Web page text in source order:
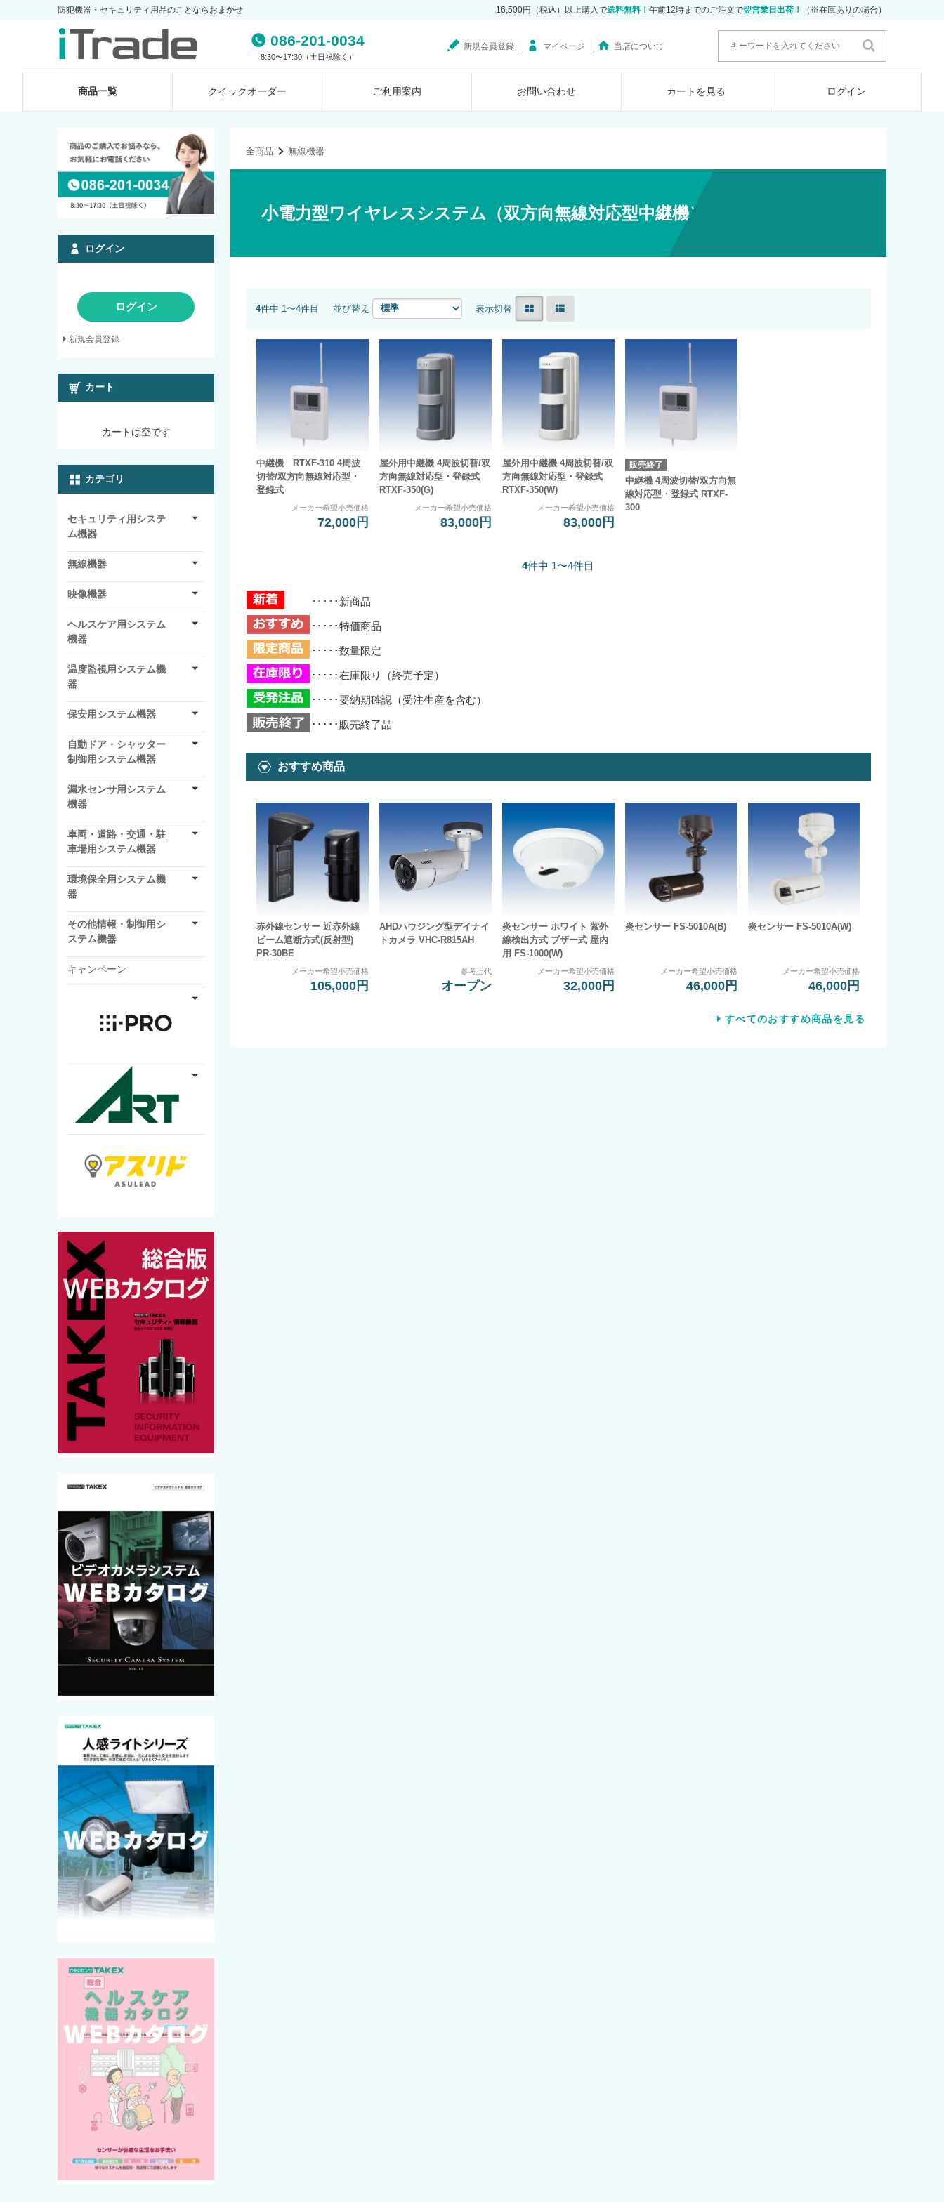
防犯機器・セキュリティ用品のことならおまかせ 16,500円（税込）以上購入で送料無料！ 午前12時までのご注文で翌営業日出荷！ （※在庫ありの場合）
086-201-0034
8:30〜17:30（土日祝除く）
新規会員登録 マイページ 当店について
商品一覧 クイックオーダー ご利用案内 お問い合わせ カートを見る ログイン
全商品 無線機器
小電力型ワイヤレスシステム（双方向無線対応型中継機）
4件中 1〜4件目 並び替え 表示切替
中継機 RTXF-310 4周波
切替/双方向無線対応型・
登録式
メーカー希望小売価格
72,000円
屋外用中継機 4周波切替/双
方向無線対応型・登録式
RTXF-350(G)
メーカー希望小売価格
83,000円
屋外用中継機 4周波切替/双
方向無線対応型・登録式
RTXF-350(W)
メーカー希望小売価格
83,000円
販売終了
中継機 4周波切替/双方向無
線対応型・登録式 RTXF-
300
4件中 1〜4件目
･････新商品
･････特価商品
･････数量限定
･････在庫限り（終売予定）
･････要納期確認（受注生産を含む）
･････販売終了品
おすすめ商品
赤外線センサー 近赤外線
ビーム遮断方式(反射型)
PR-30BE
メーカー希望小売価格
105,000円
AHDハウジング型デイナイ
トカメラ VHC-R815AH
参考上代
オープン
炎センサー ホワイト 紫外
線検出方式 ブザー式 屋内
用 FS-1000(W)
メーカー希望小売価格
32,000円
炎センサー FS-5010A(B)
メーカー希望小売価格
46,000円
炎センサー FS-5010A(W)
メーカー希望小売価格
46,000円
すべてのおすすめ商品を見る
ログイン
ログイン
新規会員登録
カート
カートは空です
カテゴリ
セキュリティ用システ
ム機器
無線機器
映像機器
ヘルスケア用システム
機器
温度監視用システム機
器
保安用システム機器
自動ドア・シャッター
制御用システム機器
漏水センサ用システム
機器
車両・道路・交通・駐
車場用システム機器
環境保全用システム機
器
その他情報・制御用シ
ステム機器
キャンペーン